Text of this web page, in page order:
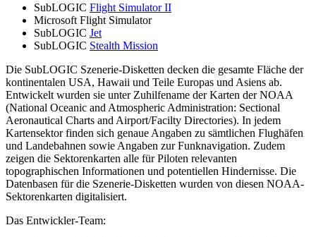
SubLOGIC Flight Simulator II
Microsoft Flight Simulator
SubLOGIC Jet
SubLOGIC Stealth Mission
Die SubLOGIC Szenerie-Disketten decken die gesamte Fläche der
kontinentalen USA, Hawaii und Teile Europas und Asiens ab.
Entwickelt wurden sie unter Zuhilfename der Karten der NOAA
(National Oceanic and Atmospheric Administration: Sectional
Aeronautical Charts and Airport/Facilty Directories). In jedem
Kartensektor finden sich genaue Angaben zu sämtlichen Flughäfen
und Landebahnen sowie Angaben zur Funknavigation. Zudem
zeigen die Sektorenkarten alle für Piloten relevanten
topographischen Informationen und potentiellen Hindernisse. Die
Datenbasen für die Szenerie-Disketten wurden von diesen NOAA-
Sektorenkarten digitalisiert.
Das Entwickler-Team: